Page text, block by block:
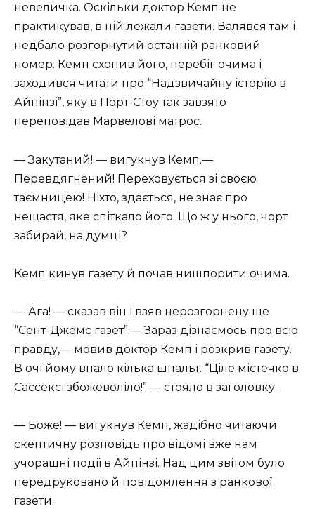
невеличка. Оскільки доктор Кемп не
практикував, в ній лежали газети. Валявся там і
недбало розгорнутий останній ранковий
номер. Кемп схопив його, перебіг очима і
заходився читати про “Надзвичайну історію в
Айпінзі”, яку в Порт-Стоу так завзято
переповідав Марвелові матрос.
— Закутаний! — вигукнув Кемп.—
Перевдягнений! Переховується зі своєю
таємницею! Ніхто, здається, не знає про
нещастя, яке спіткало його. Що ж у нього, чорт
забирай, на думці?
Кемп кинув газету й почав нишпорити очима.
— Ага! — сказав він і взяв нерозгорнену ще
“Сент-Джемс газет”.— Зараз дізнаємось про всю
правду,— мовив доктор Кемп і розкрив газету.
В очі йому впало кілька шпальт. “Ціле містечко в
Сассексі збожеволіло!” — стояло в заголовку.
— Боже! — вигукнув Кемп, жадібно читаючи
скептичну розповідь про відомі вже нам
учорашні події в Айпінзі. Над цим звітом було
передруковано й повідомлення з ранкової
газети.